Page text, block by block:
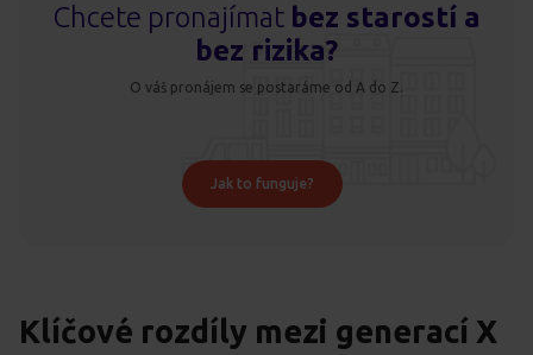
Chcete pronajímat bez starostí a
bez rizika?
O váš pronájem se postaráme od A do Z.
Jak to funguje?
Klíčové rozdíly mezi generací X